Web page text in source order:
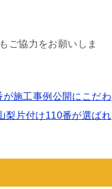
ご協力をお願いしま
施工事例公開にこだわ
梨片付け110番が選ばれ